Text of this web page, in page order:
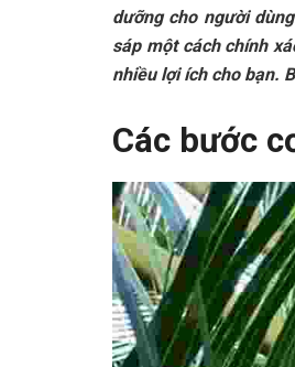
dưỡng cho người
sáp một cách chính
nhiều lợi ích cho bạn.
Các bước